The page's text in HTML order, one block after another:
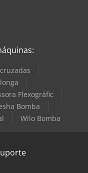
Flexográfic
Bomba
Wilo Bomba